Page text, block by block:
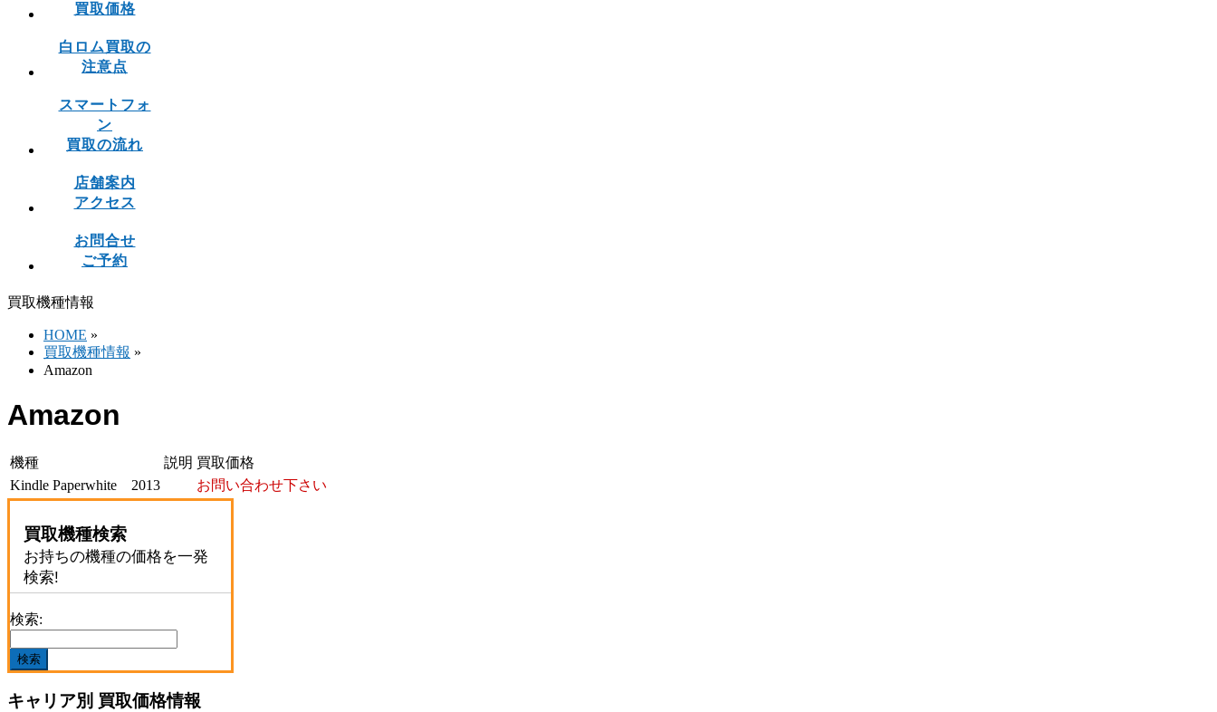
買取価格
白ロム買取の
注意点
スマートフォ
ン
買取の流れ
店舗案内
アクセス
お問合せ
ご予約
買取機種情報
HOME »
買取機種情報 »
Amazon
Amazon
機種 説明 買取価格
Kindle Paperwhite 2013
お問い合わせ下さい
買取機種検索
お持ちの機種の価格を一発
検索!
検索:
キャリア別 買取価格情報